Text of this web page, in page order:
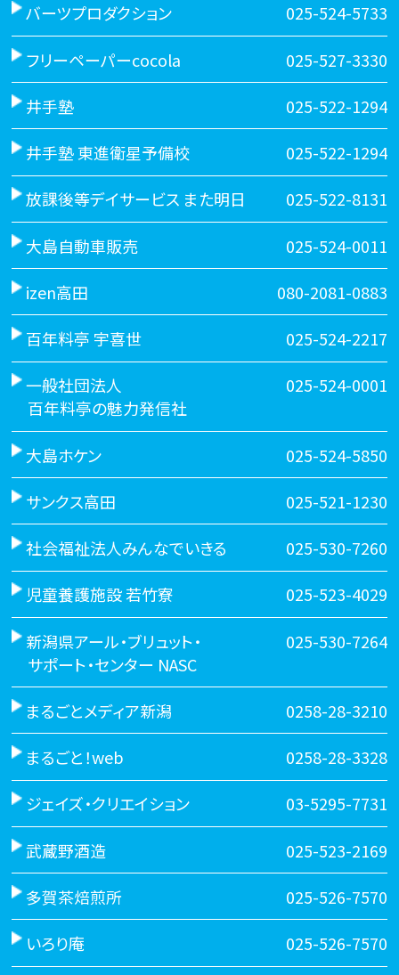
バーツプロダクション 025-524-5733
フリーペーパーcocola 025-527-3330
井手塾 025-522-1294
井手塾 東進衛星予備校 025-522-1294
放課後等デイサービス また明日 025-522-8131
大島自動車販売 025-524-0011
izen高田 080-2081-0883
百年料亭 宇喜世 025-524-2217
一般社団法人
百年料亭の魅力発信社
025-524-0001
大島ホケン 025-524-5850
サンクス高田 025-521-1230
社会福祉法人みんなでいきる 025-530-7260
児童養護施設 若竹寮 025-523-4029
新潟県アール・ブリュット・
サポート・センター NASC
025-530-7264
まるごとメディア新潟 0258-28-3210
まるごと！web 0258-28-3328
ジェイズ・クリエイション 03-5295-7731
武蔵野酒造 025-523-2169
多賀茶焙煎所 025-526-7570
いろり庵 025-526-7570